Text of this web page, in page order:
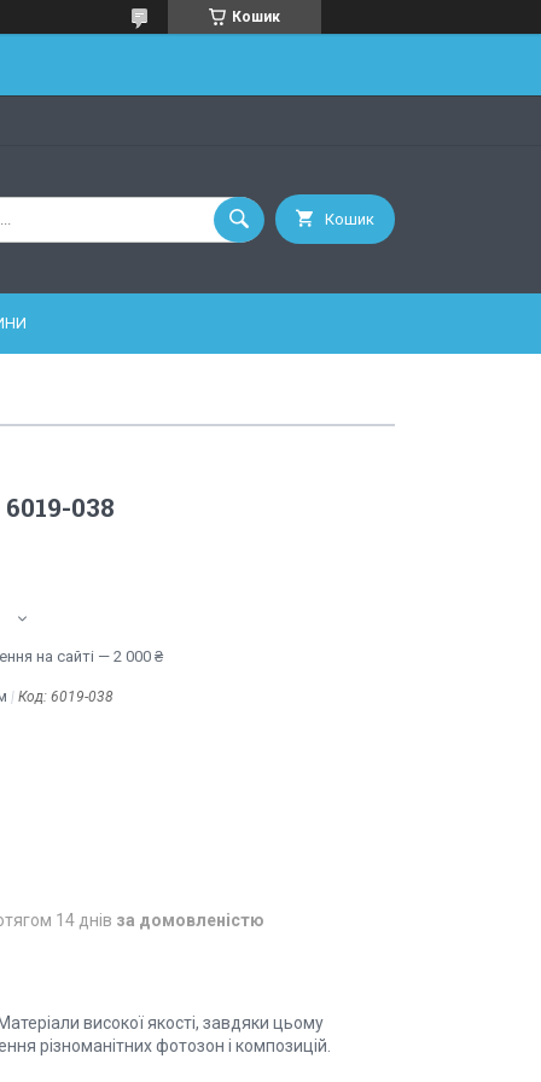
Кошик
Кошик
038
на сайті — 2 000 ₴
Код: 6019-038
14 днів за домовленістю
високої якості, завдяки цьому
різноманітних фотозон і композицій.